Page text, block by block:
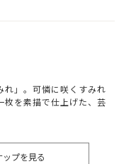
れ」。可憐に咲くすみれ
枚を素描で仕上げた、芸
プを見る